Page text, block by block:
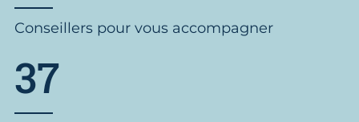
Conseillers pour vous accompagner
37